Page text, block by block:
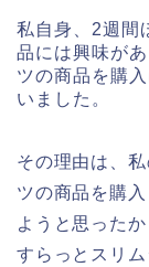
私自身、2週間
品には興味が
ツの商品を購
いました。
その理由は、
ツの商品を購
ようと思った
すらっとスリ